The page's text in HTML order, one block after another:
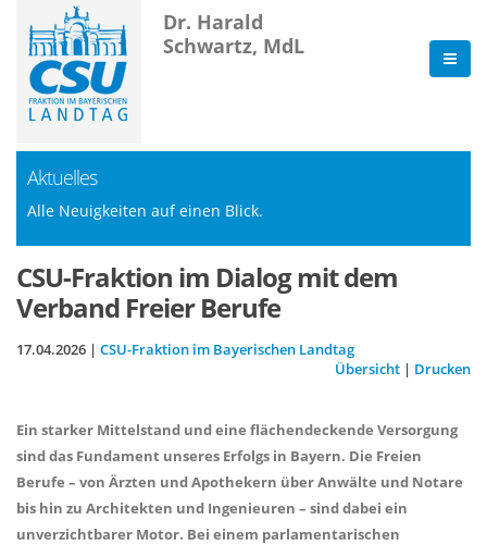
Dr. Harald
Schwartz, MdL
Aktuelles
Alle Neuigkeiten auf einen Blick.
CSU-Fraktion im Dialog mit dem
Verband Freier Berufe
17.04.2026 | CSU-Fraktion im Bayerischen Landtag
Übersicht | Drucken
Ein starker Mittelstand und eine flächendeckende Versorgung
sind das Fundament unseres Erfolgs in Bayern. Die Freien
Berufe – von Ärzten und Apothekern über Anwälte und Notare
bis hin zu Architekten und Ingenieuren – sind dabei ein
unverzichtbarer Motor. Bei einem parlamentarischen